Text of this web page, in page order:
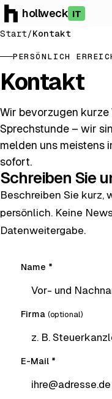
hollweck IT
Start/Kontakt
PERSÖNLICH
Kontakt
Wir bevorzugen kurze
Sprechstunde – wir
melden uns meistens
sofort.
Schreiben Sie
Beschreiben Sie kurz,
persönlich. Keine
Datenweitergabe.
Name *
Firma (optional)
E-Mail *